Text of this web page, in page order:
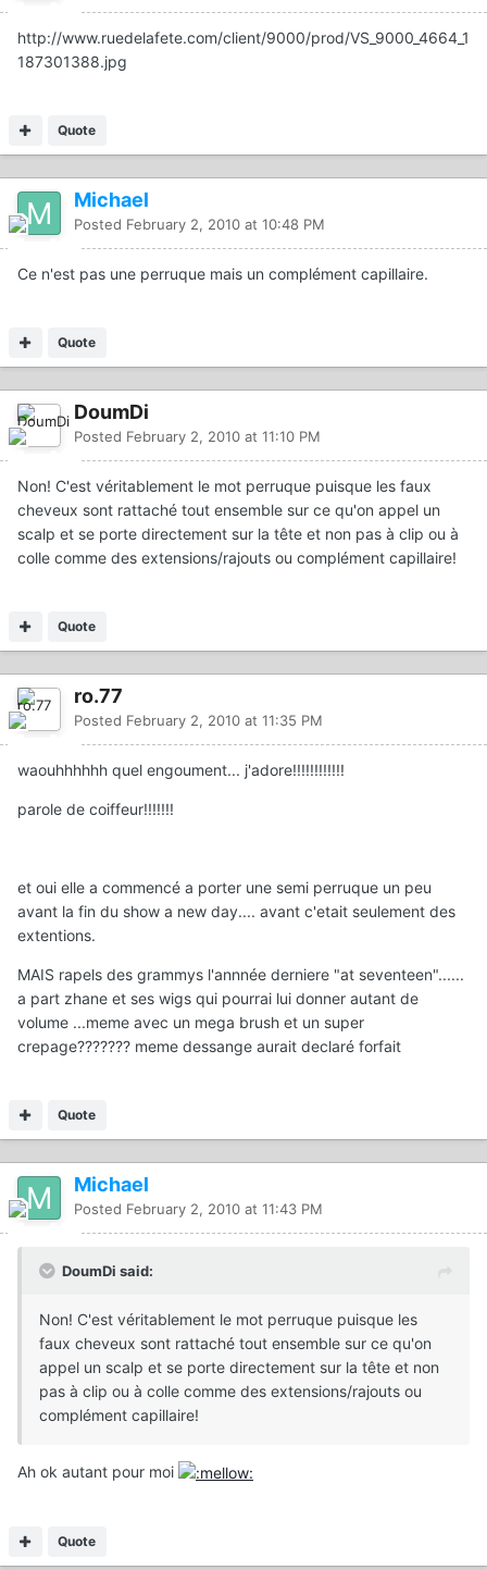
http://www.ruedelafete.com/client/9000/prod/VS_9000_4664_1
187301388.jpg
Quote
Michael
Posted February 2, 2010 at 10:48 PM
Ce n'est pas une perruque mais un complément capillaire.
Quote
DoumDi
Posted February 2, 2010 at 11:10 PM
Non! C'est véritablement le mot perruque puisque les faux
cheveux sont rattaché tout ensemble sur ce qu'on appel un
scalp et se porte directement sur la tête et non pas à clip ou à
colle comme des extensions/rajouts ou complément capillaire!
Quote
ro.77
Posted February 2, 2010 at 11:35 PM
waouhhhhhh quel engoument... j'adore!!!!!!!!!!!!
parole de coiffeur!!!!!!!
et oui elle a commencé a porter une semi perruque un peu
avant la fin du show a new day.... avant c'etait seulement des
extentions.
MAIS rapels des grammys l'annnée derniere "at seventeen"......
a part zhane et ses wigs qui pourrai lui donner autant de
volume ...meme avec un mega brush et un super
crepage??????? meme dessange aurait declaré forfait
Quote
Michael
Posted February 2, 2010 at 11:43 PM
DoumDi said:
Non! C'est véritablement le mot perruque puisque les
faux cheveux sont rattaché tout ensemble sur ce qu'on
appel un scalp et se porte directement sur la tête et non
pas à clip ou à colle comme des extensions/rajouts ou
complément capillaire!
Ah ok autant pour moi
Quote